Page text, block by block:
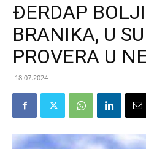
ĐERDAP
BRANIKA, U
PROVERA U
18.07.2024